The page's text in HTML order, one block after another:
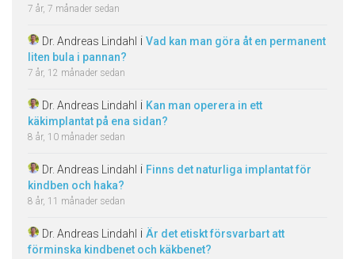
7 år, 7 månader sedan
Dr. Andreas Lindahl i Vad kan man göra åt en permanent
liten bula i pannan?
7 år, 12 månader sedan
Dr. Andreas Lindahl i Kan man operera in ett
käkimplantat på ena sidan?
8 år, 10 månader sedan
Dr. Andreas Lindahl i Finns det naturliga implantat för
kindben och haka?
8 år, 11 månader sedan
Dr. Andreas Lindahl i Är det etiskt försvarbart att
förminska kindbenet och käkbenet?